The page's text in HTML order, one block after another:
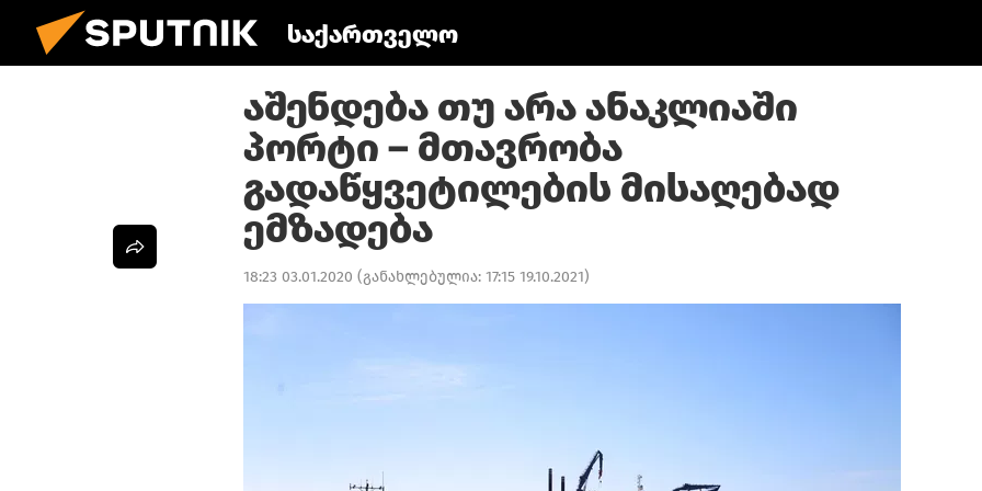
საქართველო
აშენდება თუ არა ანაკლიაში
პორტი – მთავრობა
გადაწყვეტილების მისაღებად
ემზადება
18:23 03.01.2020 (განახლებულია: 17:15 19.10.2021)